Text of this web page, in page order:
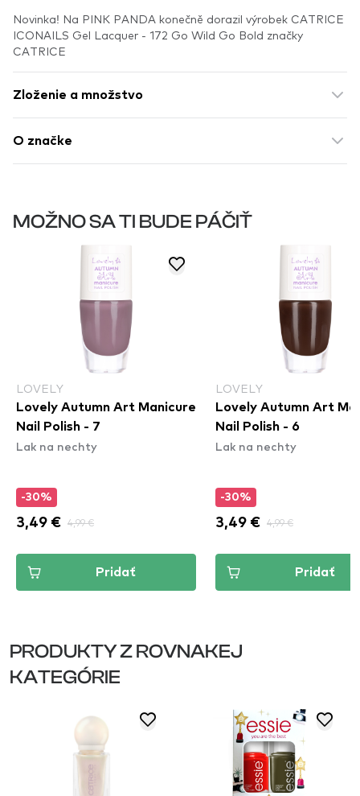
Novinka! Na PINK PANDA konečně dorazil výrobek CATRICE
ICONAILS Gel Lacquer - 172 Go Wild Go Bold značky
CATRICE
Zloženie a množstvo
O značke
MOŽNO SA TI BUDE PÁČIŤ
LOVELY
Lovely Autumn Art Manicure
Nail Polish - 7
Lak na nechty
-30%
3,49 € 4,99 €
Pridať
LOVELY
Lovely Autumn Art
Nail Polish - 6
Lak na nechty
-30%
3,49 € 4,99 €
Pridať
PRODUKTY Z ROVNAKEJ
KATEGÓRIE